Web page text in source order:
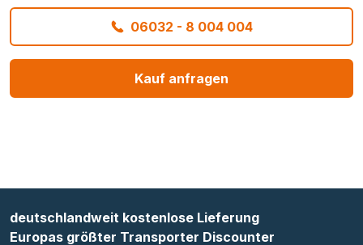
06032 - 8 004 004
Kauf anfragen
deutschlandweit kostenlose Lieferung
Europas größter Transporter Discounter